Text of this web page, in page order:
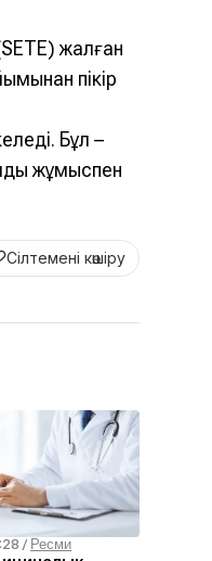
жалған
пікір
Бұл –
жұмыспен
Сілтемені көшіру
/ Ресми